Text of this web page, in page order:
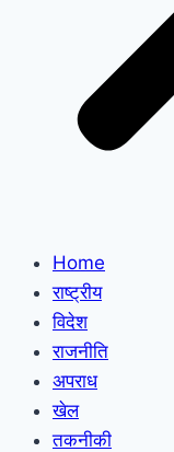
Home
राष्ट्रीय
विदेश
राजनीति
अपराध
खेल
तकनीकी